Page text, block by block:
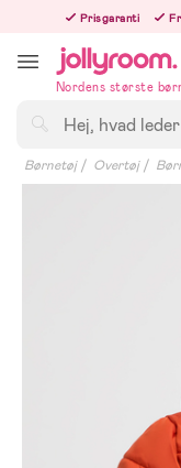
innehållet
Prisgaranti
Nordens største
Børnetøj Overtøj